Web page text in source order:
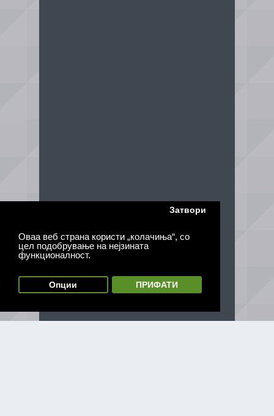
Оваа веб страна користи „колачиња“, со
цел подобрување на нејзината
функционалност.
Затвори
Опции ПРИФАТИ